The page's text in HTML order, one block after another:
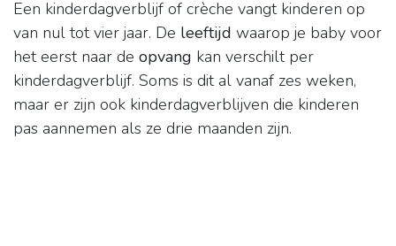
Een kinderdagverblijf of crèche vangt kinderen op
van nul tot vier jaar. De leeftijd waarop je baby voor
het eerst naar de opvang kan verschilt per
kinderdagverblijf. Soms is dit al vanaf zes weken,
maar er zijn ook kinderdagverblijven die kinderen
pas aannemen als ze drie maanden zijn.